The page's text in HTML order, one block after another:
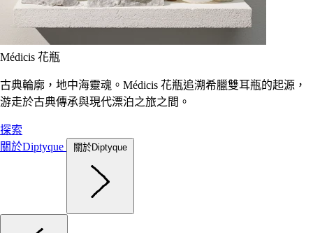
Médicis 花瓶
古典輪廓，地中海靈魂。Médicis 花瓶追溯希臘雙耳瓶的起源，
游走於古典傳承與現代漂泊之旅之間。
探索
關於Diptyque
關於Diptyque